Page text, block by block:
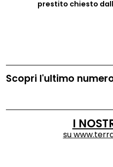
prestito chiesto
Scopri l'ultimo
I
su